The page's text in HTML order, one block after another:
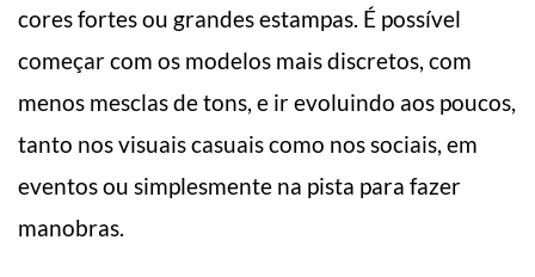
cores fortes ou grandes estampas. É possível
começar com os modelos mais discretos, com
menos mesclas de tons, e ir evoluindo aos poucos,
tanto nos visuais casuais como nos sociais, em
eventos ou simplesmente na pista para fazer
manobras.